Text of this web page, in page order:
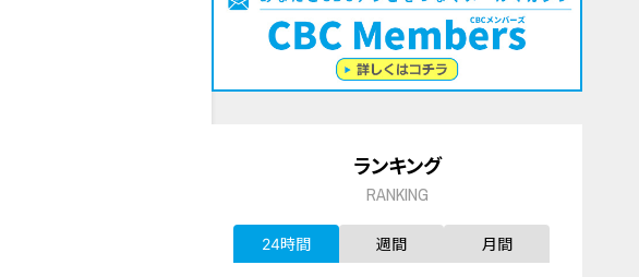
ランキング
RANKING
24時間 週間 月間